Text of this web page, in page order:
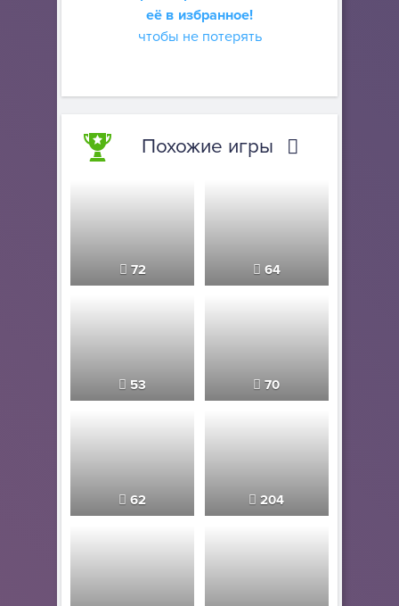
её в избранное!
чтобы не потерять
Похожие игры
72 64
53 70
62 204